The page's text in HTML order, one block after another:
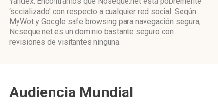
‘socializado’ con respecto a cualquier red social. Según
MyWot y Google safe browsing para navegación segura,
Noseque.net es un dominio bastante seguro con
revisiones de visitantes ninguna.
Audiencia Mundial